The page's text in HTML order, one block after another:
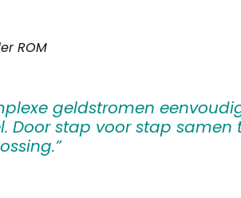
ROM
geldstromen
Door stap voor stap